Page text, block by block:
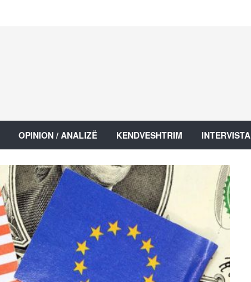
OPINION / ANALIZË KENDVESHTRIM INTERVISTA